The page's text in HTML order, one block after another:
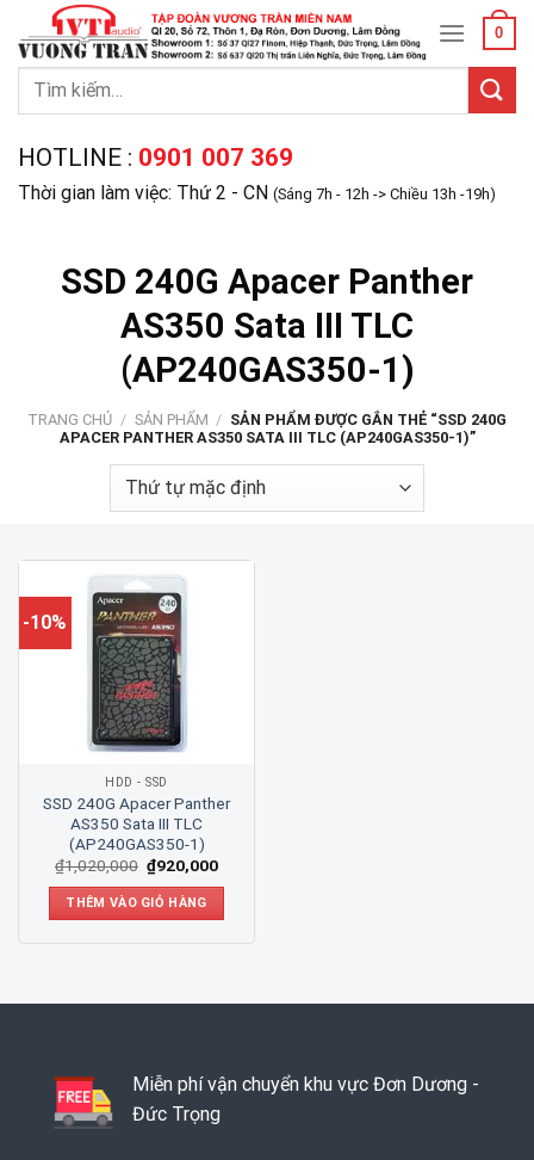
content
0
Tìm
HOTLINE : 0901 007 369
Thời gian làm việc: Thứ 2 - CN (Sáng 7h - 12h -> Chiều 13h -19h)
SSD 240G Apacer Panther
AS350 Sata III TLC
(AP240GAS350-1)
TRANG CHỦ / SẢN PHẨM / SẢN PHẨM ĐƯỢC GẮN THẺ “SSD 240G
APACER PANTHER AS350 SATA III TLC (AP240GAS350-1)”
-10%
HDD - SSD
SSD 240G Apacer Panther
AS350 Sata III TLC
(AP240GAS350-1)
₫1,020,000 ₫920,000
THÊM VÀO GIỎ HÀNG
Miễn phí vận chuyển khu vực Đơn Dương -
Đức Trọng